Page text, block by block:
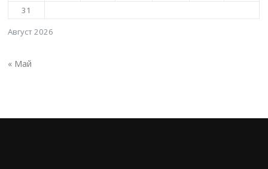
Август 2026
31
« Май